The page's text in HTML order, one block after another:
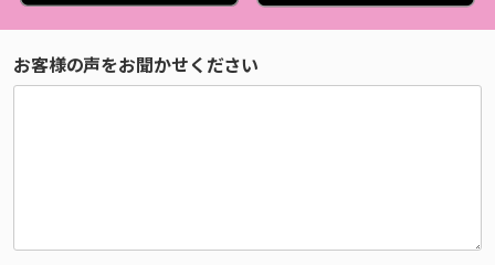
お客様の声をお聞かせください